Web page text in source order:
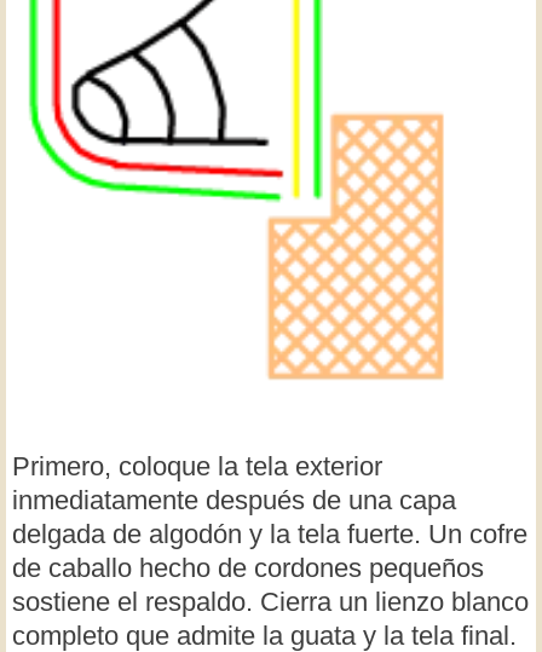
Primero, coloque la tela exterior
inmediatamente después de una capa
delgada de algodón y la tela fuerte. Un cofre
de caballo hecho de cordones pequeños
sostiene el respaldo. Cierra un lienzo blanco
completo que admite la guata y la tela final.